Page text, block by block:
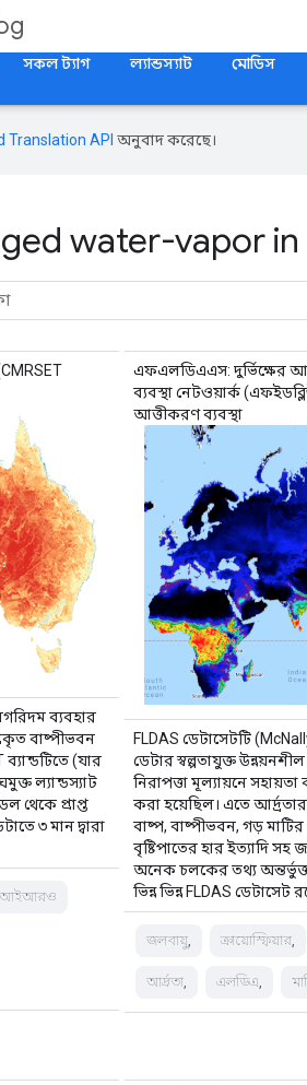
সকল ট্যাগ ল্যান্ডস্যাট মোডিস
Translation API অনুবাদ করেছে।
water-vapor in
ব্যবহার
বাষ্পীভবন
(যার
ল্যান্ডস্যাট
থেকে প্রাপ্ত
৩ মান দ্বারা
এফএলডিএএস: দুর্ভিক্ষের
ব্যবস্থা নেটওয়ার্ক
আত্তীকরণ ব্যবস্থা
FLDAS ডেটাসেটটি
ডেটার স্বল্পতাযুক্ত
নিরাপত্তা মূল্যায়নে
করা হয়েছিল। এতে
বাষ্প, বাষ্পীভবন, গড় মাটির
বৃষ্টিপাতের হার ইত্যাদি
অনেক চলকের তথ্য
ভিন্ন ভিন্ন FLDAS ডেটাসেট
জলবায়ু, ক্রায়োস্ফিয়ার,
আর্দ্রতা, এলডিএ,